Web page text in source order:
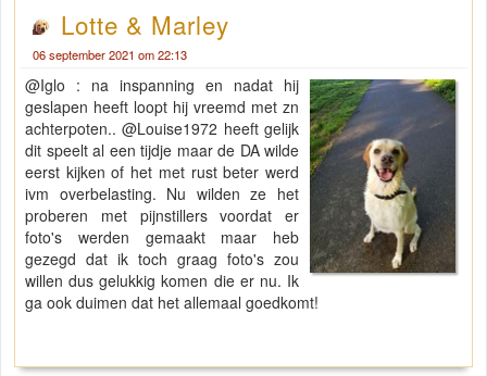
Lotte & Marley
06 september 2021 om 22:13
@Iglo : na inspanning en nadat hij
geslapen heeft loopt hij vreemd met zn
achterpoten.. @Louise1972 heeft gelijk
dit speelt al een tijdje maar de DA wilde
eerst kijken of het met rust beter werd
ivm overbelasting. Nu wilden ze het
proberen met pijnstillers voordat er
foto's werden gemaakt maar heb
gezegd dat ik toch graag foto's zou
willen dus gelukkig komen die er nu. Ik
ga ook duimen dat het allemaal goedkomt!